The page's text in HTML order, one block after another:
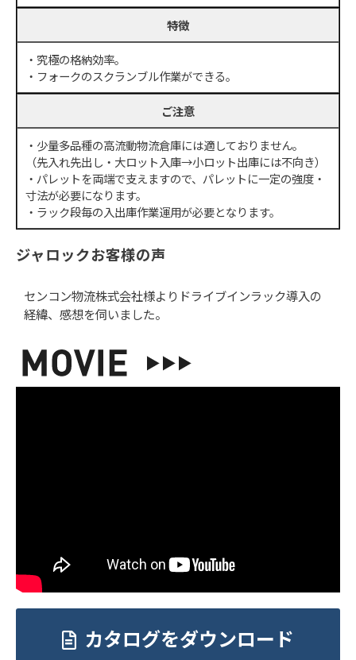
特徴
・究極の格納効率。
・フォークのスクランブル作業ができる。
ご注意
・少量多品種の高流動物流倉庫には適しておりません。
（先入れ先出し・大ロット入庫→小ロット出庫には不向き）
・パレットを両端で支えますので、パレットに一定の強度・
寸法が必要になります。
・ラック段毎の入出庫作業運用が必要となります。
ジャロックお客様の声
センコン物流株式会社様よりドライブインラック導入の
経緯、感想を伺いました。
カタログをダウンロード